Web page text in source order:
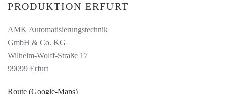
PRODUKTION ERFURT
AMK Automatisierungstechnik
GmbH & Co. KG
Wilhelm-Wolff-Straße 17
99099 Erfurt
Route (Google-Maps)